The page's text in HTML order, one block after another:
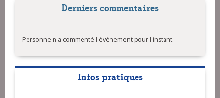
Derniers commentaires
Personne n'a commenté l'événement pour l'instant.
Infos pratiques